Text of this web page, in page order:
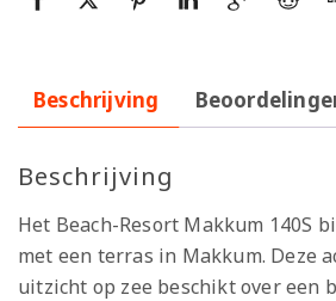
Beschrijving
Beschrijving
Het Beach-Resort Makkum 140S
met een terras in Makkum. Deze
uitzicht op zee beschikt over een